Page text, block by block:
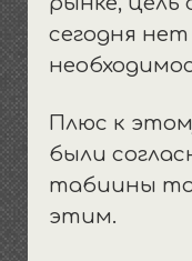
сегодня
Плюс к
были
табиины
этим.